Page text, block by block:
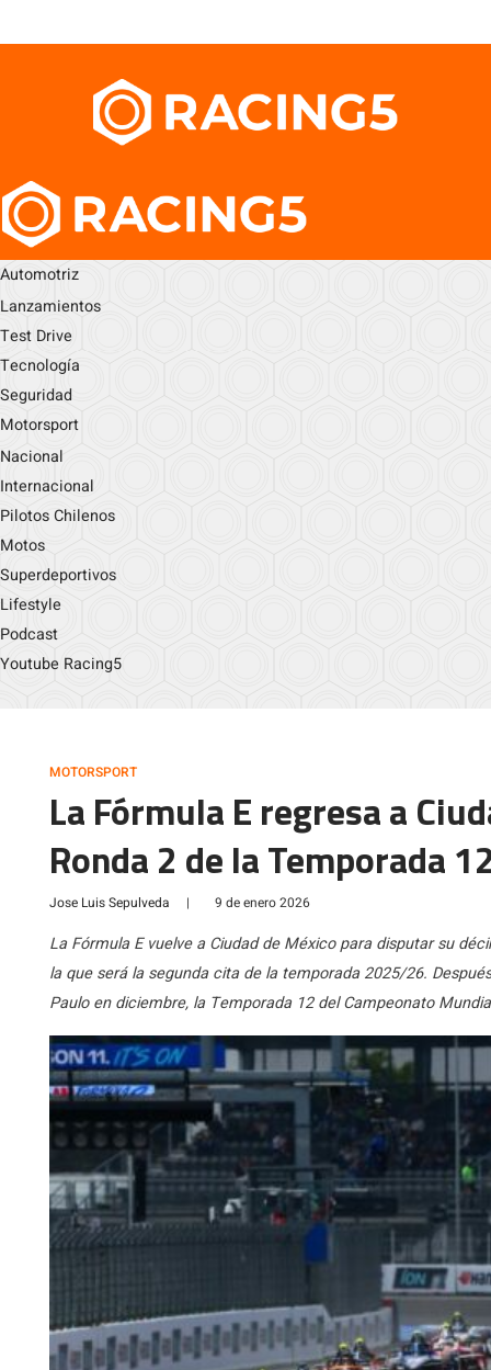
Automotriz
Lanzamientos
Test Drive
Tecnología
Seguridad
Motorsport
Nacional
Internacional
Pilotos Chilenos
Motos
Superdeportivos
Lifestyle
Podcast
Youtube Racing5
MOTORSPORT
La Fórmula E regresa a
Ronda 2 de la Temporada
Jose Luis Sepulveda | 9 de enero 2026
La Fórmula E vuelve a Ciudad de México para disputar su
la que será la segunda cita de la temporada 2025/26.
Paulo en diciembre, la Temporada 12 del Campeonato